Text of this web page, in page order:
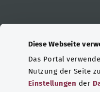
Diese Webseite
Das Portal
Nutzung der Seite
Einstellungen der